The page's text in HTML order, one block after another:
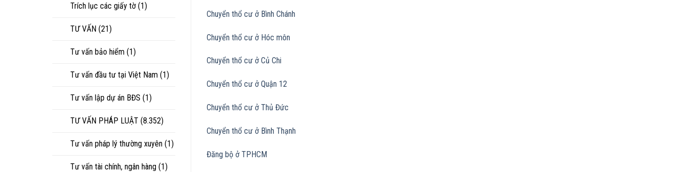
Trích lục các giấy tờ (1)
TƯ VẤN (21)
Tư vấn bảo hiểm (1)
Tư vấn đầu tư tại Việt Nam (1)
Tư vấn lập dự án BĐS (1)
TƯ VẤN PHÁP LUẬT (8.352)
Tư vấn pháp lý thường xuyên (1)
Tư vấn tài chính, ngân hàng (1)
Chuyển thổ cư ở Bình Chánh
Chuyển thổ cư ở Hóc môn
Chuyển thổ cư ở Củ Chi
Chuyển thổ cư ở Quận 12
Chuyển thổ cư ở Thủ Đức
Chuyển thổ cư ở Bình Thạnh
Đăng bộ ở TPHCM